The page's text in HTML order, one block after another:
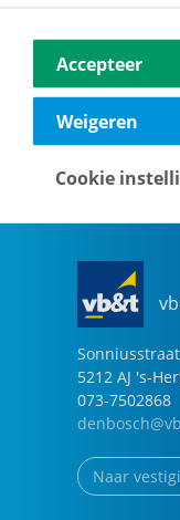
Vestdijk 180
5611 CZ
040-2696949
Sonniusstraat
5212 AJ 's-
073-7502868
Naar
Accepteer
Weigeren
Cookie